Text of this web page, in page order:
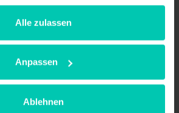
Alle zulassen
Anpassen
Ablehnen